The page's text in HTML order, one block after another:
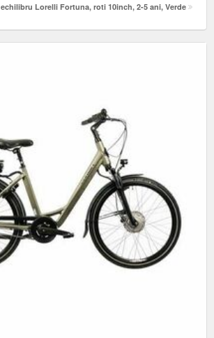
Lorelli Fortuna, roti 10inch, 2-5 ani, Verde